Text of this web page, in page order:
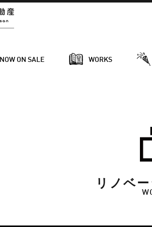
NOW ON SALE WORKS
リノベ